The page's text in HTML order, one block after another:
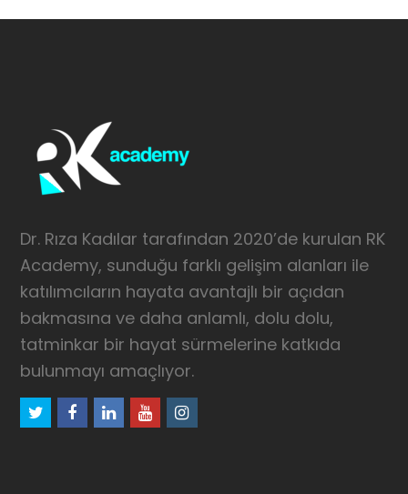
Dr. Rıza Kadılar tarafından 2020’de kurulan RK
Academy, sunduğu farklı gelişim alanları ile
katılımcıların hayata avantajlı bir açıdan
bakmasına ve daha anlamlı, dolu dolu,
tatminkar bir hayat sürmelerine katkıda
bulunmayı amaçlıyor.
twitterfacebook
linkedinyoutubeinstagram